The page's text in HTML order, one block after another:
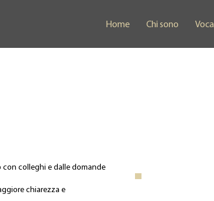
Home Chi sono
colleghi e dalle domande
chiarezza e